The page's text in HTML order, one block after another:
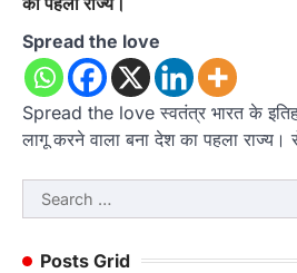
Spread the love
Spread the love स्वतंत्र भारत के
लागू करने वाला बना देश का पहला राज्य।
Search
for:
Posts Grid